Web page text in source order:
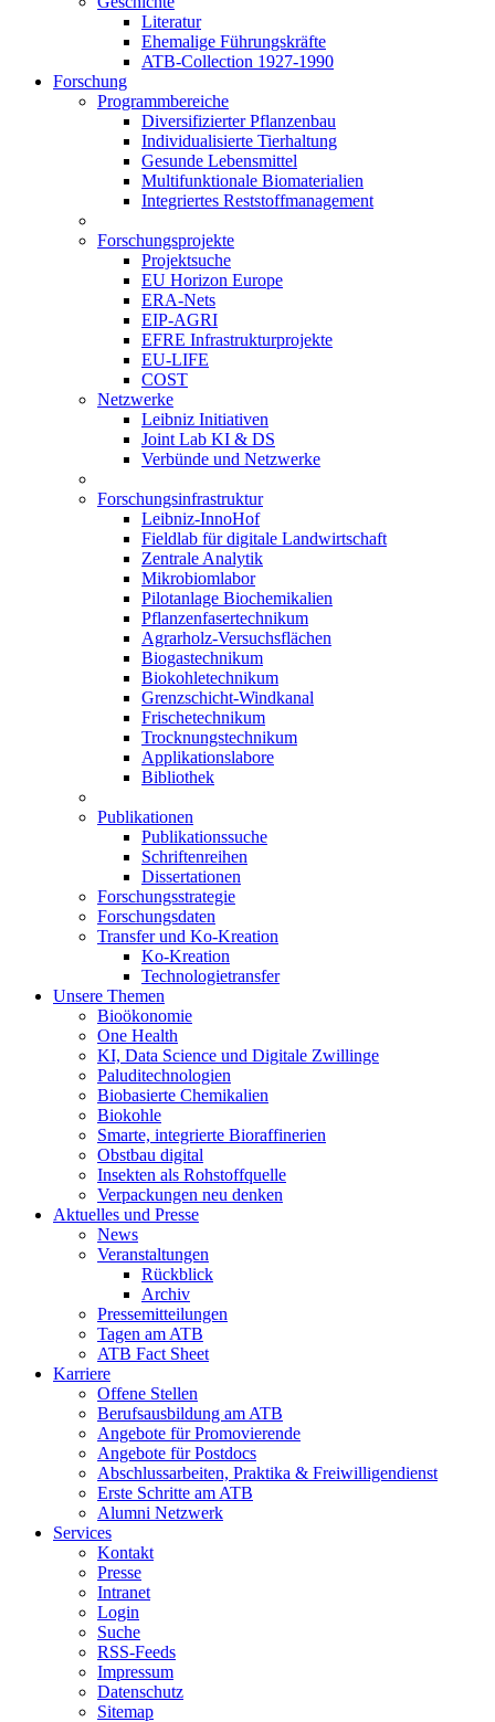
Literatur
Ehemalige Führungskräfte
ATB-Collection 1927-1990
Forschung
Programmbereiche
Diversifizierter Pflanzenbau
Individualisierte Tierhaltung
Gesunde Lebensmittel
Multifunktionale Biomaterialien
Integriertes Reststoffmanagement
Forschungsprojekte
Projektsuche
EU Horizon Europe
ERA-Nets
EIP-AGRI
EFRE Infrastrukturprojekte
EU-LIFE
COST
Netzwerke
Leibniz Initiativen
Joint Lab KI & DS
Verbünde und Netzwerke
Forschungsinfrastruktur
Leibniz-InnoHof
Fieldlab für digitale Landwirtschaft
Zentrale Analytik
Mikrobiomlabor
Pilotanlage Biochemikalien
Pflanzenfasertechnikum
Agrarholz-Versuchsflächen
Biogastechnikum
Biokohletechnikum
Grenzschicht-Windkanal
Frischetechnikum
Trocknungstechnikum
Applikationslabore
Bibliothek
Publikationen
Publikationssuche
Schriftenreihen
Dissertationen
Forschungsstrategie
Forschungsdaten
Transfer und Ko-Kreation
Ko-Kreation
Technologietransfer
Unsere Themen
Bioökonomie
One Health
KI, Data Science und Digitale Zwillinge
Paluditechnologien
Biobasierte Chemikalien
Biokohle
Smarte, integrierte Bioraffinerien
Obstbau digital
Insekten als Rohstoffquelle
Verpackungen neu denken
Aktuelles und Presse
News
Veranstaltungen
Rückblick
Archiv
Pressemitteilungen
Tagen am ATB
ATB Fact Sheet
Karriere
Offene Stellen
Berufsausbildung am ATB
Angebote für Promovierende
Angebote für Postdocs
Abschlussarbeiten, Praktika & Freiwilligendienst
Erste Schritte am ATB
Alumni Netzwerk
Services
Kontakt
Presse
Intranet
Login
Suche
RSS-Feeds
Impressum
Datenschutz
Sitemap